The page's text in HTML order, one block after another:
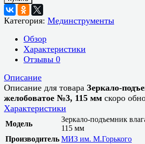
Категория: Мединструменты
Обзор
Характеристики
Отзывы 0
Описание
Описание для товара Зеркало-
желобоватое №3, 115 мм скоро
Характеристики
Модель
Зеркало-подъемник
115 мм
Производитель МИЗ им. М.Горького